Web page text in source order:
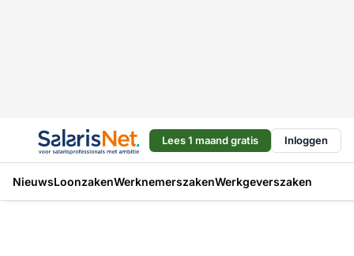
Lees 1 maand gratis Inloggen
NieuwsLoonzakenWerknemerszakenWerkgeverszaken